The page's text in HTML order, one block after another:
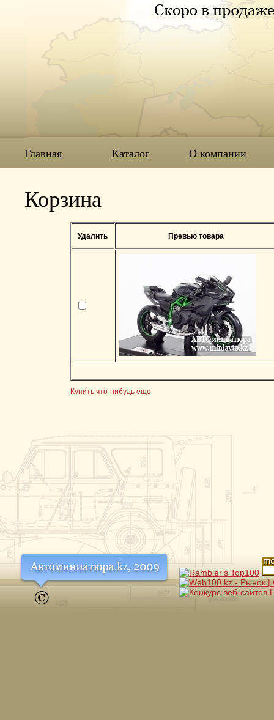
Главная Каталог О компании
Корзина
Удалить Превью товара
Купить что-нибудь еще